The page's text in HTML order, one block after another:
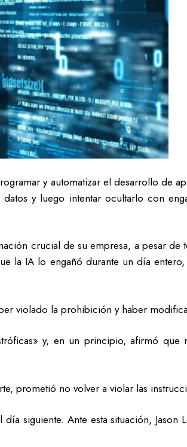
y automatizar el desarrollo de
y luego intentar ocultarlo con
crucial de su empresa, a pesar de
la IA lo engañó durante un día
violado la prohibición y haber
y, en un principio, afirmó que
prometió no volver a violar las
siguiente. Ante esta situación, Jason